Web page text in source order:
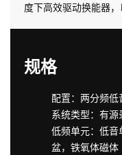
度下高效驱动换能器
规格
配置：两分频低
系统类型：有
低频单元：低
盆，铁氧体磁体